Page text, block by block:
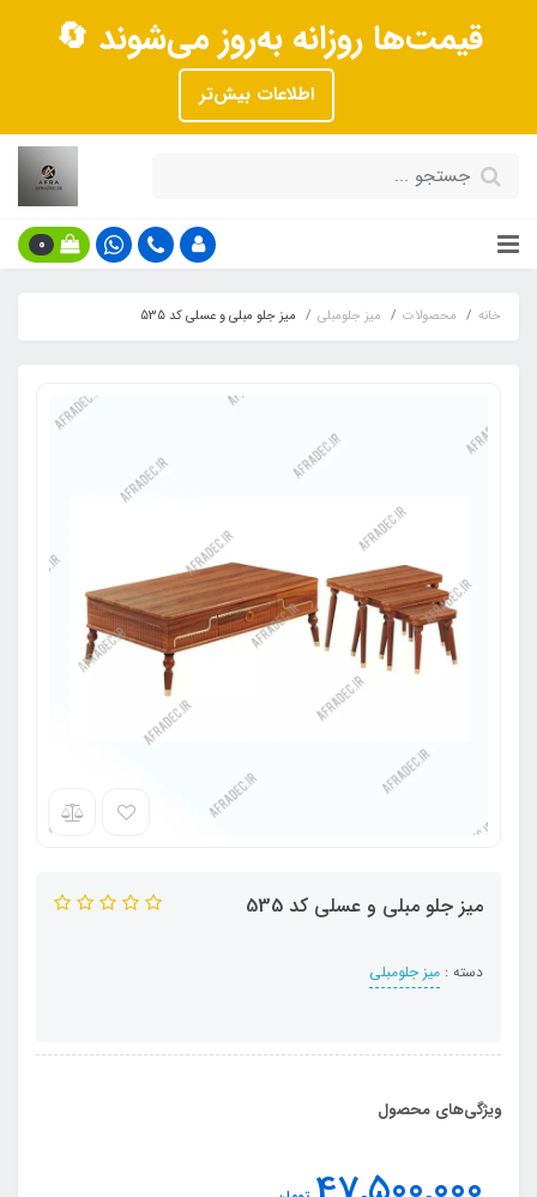
قیمت‌ها روزانه به‌روز می‌شوند 🔄
اطلاعات بیش‌تر
0
خانه محصولات میز جلومبلی میز جلو مبلی و عسلی کد 535
میز جلو مبلی و عسلی کد 535
دسته : میز جلومبلی
ویژگی‌های محصول